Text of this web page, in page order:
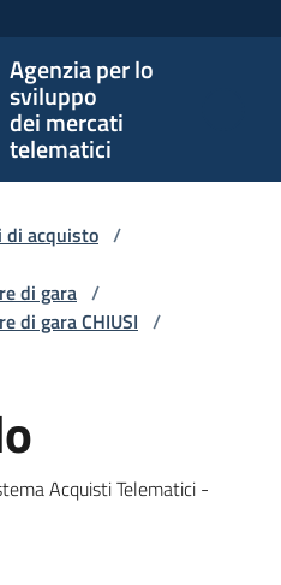
Agenzia per lo
sviluppo
dei mercati
telematici
di acquisto /
di gara /
di gara CHIUSI /
Acquisti Telematici -